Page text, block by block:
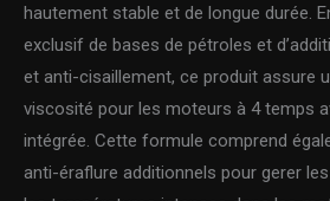
hautement stable et de longue durée.
exclusif de bases de pétroles et
et anti-cisaillement, ce produit assure
viscosité pour les moteurs à 4 temps
intégrée. Cette formule comprend
anti-éraflure additionnels pour gerer